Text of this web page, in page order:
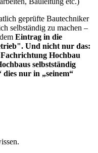
geprüfte Bautechniker
selbständig zu machen –
Eintrag in die
Und nicht nur das:
Hochbau
selbstständig
nur in „seinem“